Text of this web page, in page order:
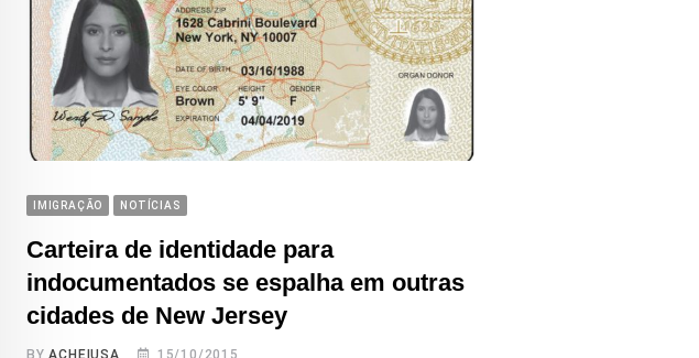
IMIGRAÇÃO NOTÍCIAS
Carteira de identidade para
indocumentados se espalha em outras
cidades de New Jersey
BYACHEIUSA 15/10/2015